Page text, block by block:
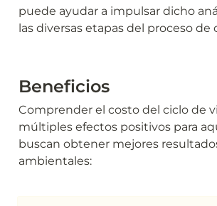
puede ayudar a impulsar dicho
las diversas etapas del proceso de
Beneficios
Comprender el costo del ciclo de
múltiples efectos positivos para
buscan obtener mejores
ambientales: